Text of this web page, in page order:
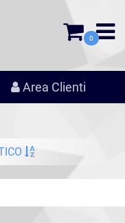
0
Area Clienti